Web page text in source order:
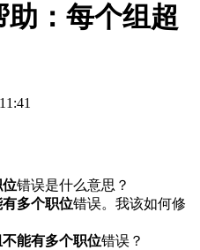
：每个组超
位错误是什么意思？
多个职位错误。我该如何修
能有多个职位错误？